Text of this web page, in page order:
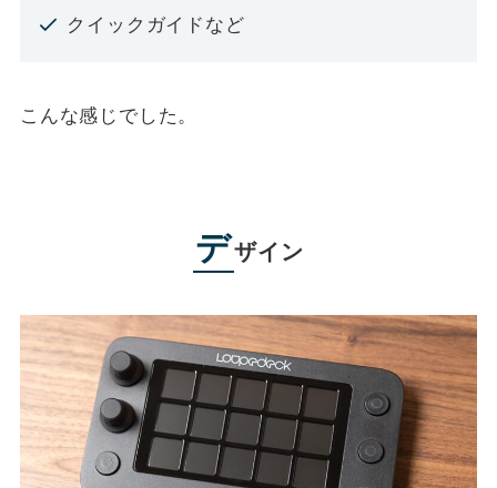
クイックガイドなど
こんな感じでした。
デザイン